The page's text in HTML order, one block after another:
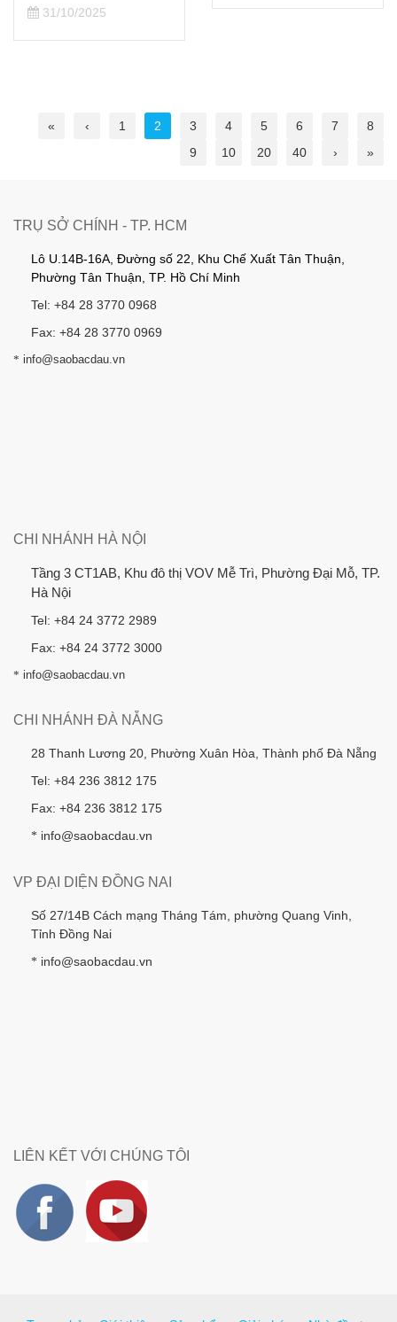
31/10/2025
« ‹ 1 2 3 4 5 6 7
8
9
10 20 40 › »
TRỤ SỞ CHÍNH - TP. HCM
Lô U.14B-16A, Đường số 22, Khu Chế Xuất Tân Thuận,
Phường Tân Thuận, TP. Hồ Chí Minh
Tel: +84 28 3770 0968
Fax: +84 28 3770 0969
* info@saobacdau.vn
CHI NHÁNH HÀ NỘI
Tầng 3 CT1AB, Khu đô thị VOV Mễ Trì, Phường Đại Mỗ, TP.
Hà Nội
Tel: +84 24 3772 2989
Fax: +84 24 3772 3000
* info@saobacdau.vn
CHI NHÁNH ĐÀ NẴNG
28 Thanh Lương 20, Phường Xuân Hòa, Thành phố Đà Nẵng
Tel: +84 236 3812 175
Fax: +84 236 3812 175
* info@saobacdau.vn
VP ĐẠI DIỆN ĐỒNG NAI
Số 27/14B Cách mạng Tháng Tám, phường Quang Vinh,
Tỉnh Đồng Nai
* info@saobacdau.vn
LIÊN KẾT VỚI CHÚNG TÔI